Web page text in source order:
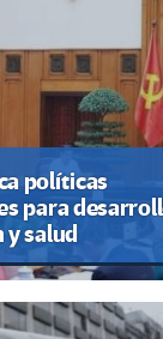
políticas
para
y salud